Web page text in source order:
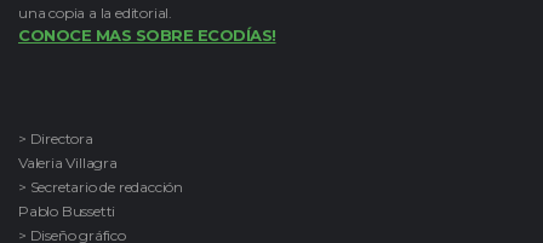
una copia a la editorial.
CONOCE MAS SOBRE ECODÍAS!
> Directora
Valeria Villagra
> Secretario de redacción
Pablo Bussetti
> Diseño gráfico